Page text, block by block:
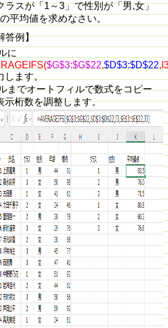
ラスが「1～3」で性別が「男,女」
平均値を求めなさい。
答例】
に
$G$3:$G$22,$D$3:$D$22
します。
までオートフィルで数式をコピー
示桁数を調整します。